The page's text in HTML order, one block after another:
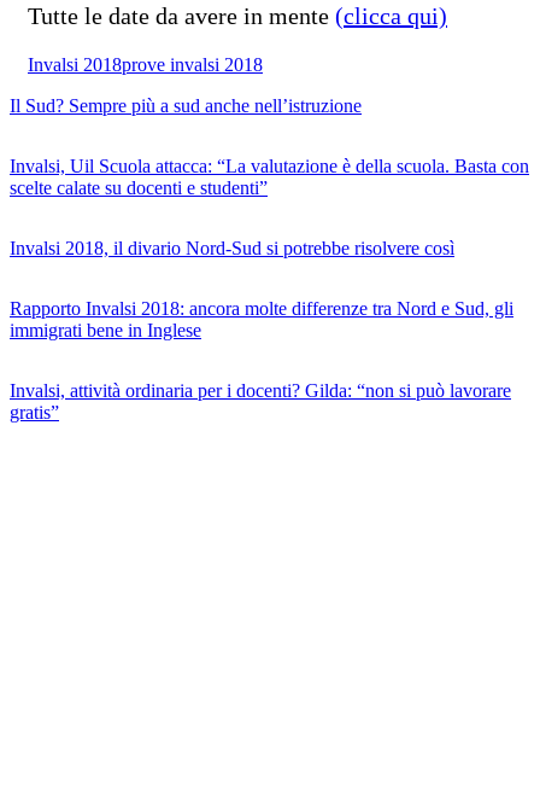
Tutte le date da avere in mente (clicca qui)
Invalsi 2018prove invalsi 2018
Il Sud? Sempre più a sud anche nell’istruzione
Invalsi, Uil Scuola attacca: “La valutazione è della scuola. Basta con
scelte calate su docenti e studenti”
Invalsi 2018, il divario Nord-Sud si potrebbe risolvere così
Rapporto Invalsi 2018: ancora molte differenze tra Nord e Sud, gli
immigrati bene in Inglese
Invalsi, attività ordinaria per i docenti? Gilda: “non si può lavorare
gratis”